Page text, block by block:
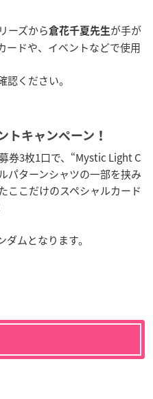
ーズから倉花千夏先生が手が
ードや、イベントなどで使用
認ください。
トキャンペーン！
券3枚1口で、“Mystic Light C
パターンシャツの一部を挟み
ここだけのスペシャルカード
ムとなります。